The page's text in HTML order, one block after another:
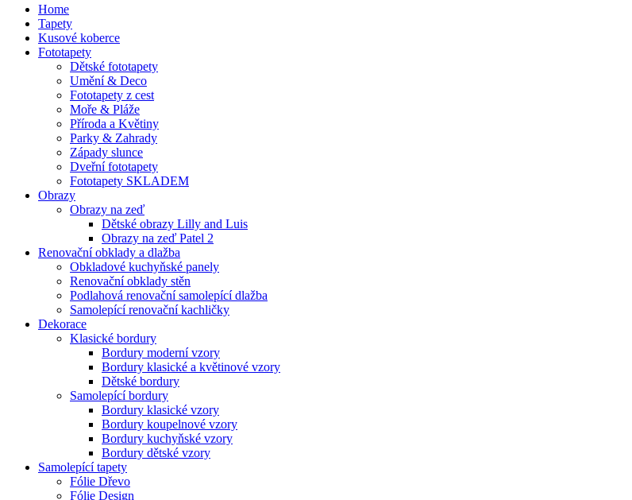
Home
Tapety
Kusové koberce
Fototapety
Dětské fototapety
Umění & Deco
Fototapety z cest
Moře & Pláže
Příroda a Květiny
Parky & Zahrady
Západy slunce
Dveřní fototapety
Fototapety SKLADEM
Obrazy
Obrazy na zeď
Dětské obrazy Lilly and Luis
Obrazy na zeď Patel 2
Renovační obklady a dlažba
Obkladové kuchyňské panely
Renovační obklady stěn
Podlahová renovační samolepící dlažba
Samolepící renovační kachličky
Dekorace
Klasické bordury
Bordury moderní vzory
Bordury klasické a květinové vzory
Dětské bordury
Samolepící bordury
Bordury klasické vzory
Bordury koupelnové vzory
Bordury kuchyňské vzory
Bordury dětské vzory
Samolepící tapety
Fólie Dřevo
Fólie Design